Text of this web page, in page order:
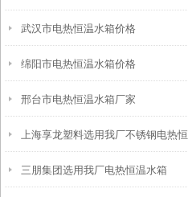
武汉市电热恒温水箱价格
绵阳市电热恒温水箱价格
邢台市电热恒温水箱厂家
上海享龙塑料选用我厂不锈钢电热恒
温水箱
三朋集团选用我厂电热恒温水箱